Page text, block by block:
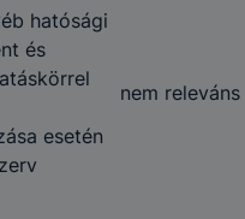
nem releváns
hatósági
és
esetén
nem releváns